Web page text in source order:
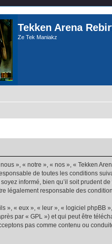
Tekken Arena
Ze Tek Maniakz
», « notre », « nos », « Tekken
de toutes les conditions
informé, bien qu’il soit prudent
légalement responsable des
», « eux », « leur », « logiciel
par « GPL ») et qui peut être
pas comme contenu ou